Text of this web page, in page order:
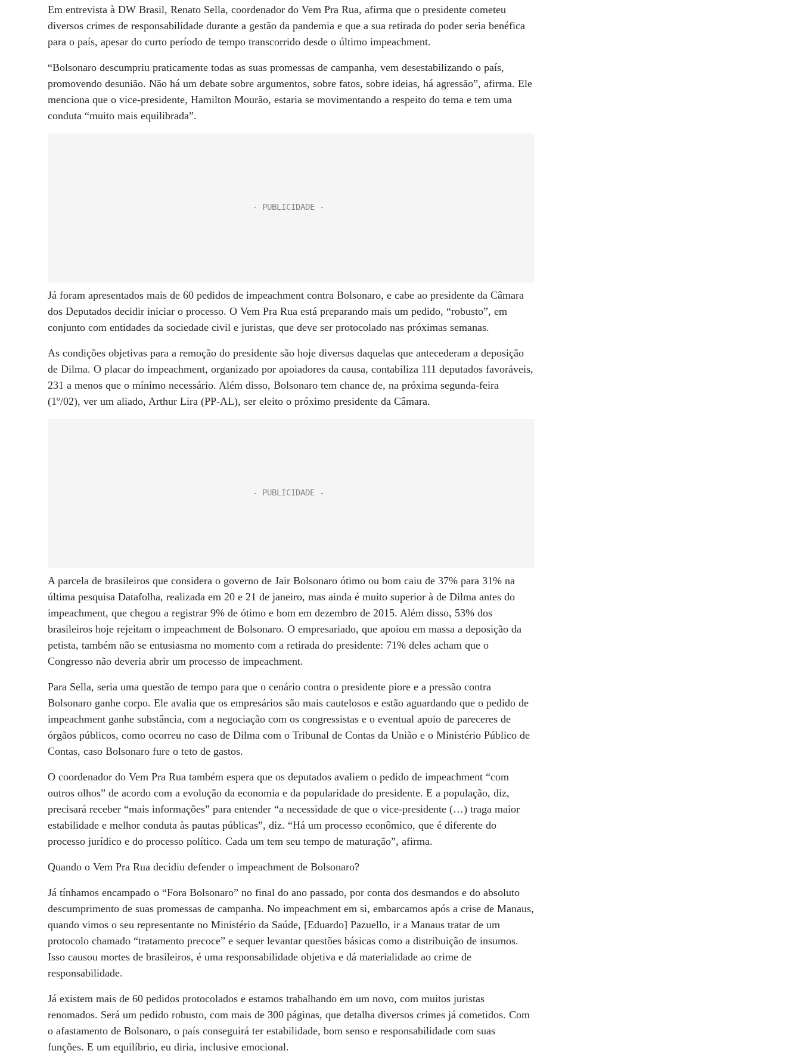
Em entrevista à DW Brasil, Renato Sella, coordenador do Vem Pra Rua, afirma que o presidente cometeu
diversos crimes de responsabilidade durante a gestão da pandemia e que a sua retirada do poder seria benéfica
para o país, apesar do curto período de tempo transcorrido desde o último impeachment.
“Bolsonaro descumpriu praticamente todas as suas promessas de campanha, vem desestabilizando o país,
promovendo desunião. Não há um debate sobre argumentos, sobre fatos, sobre ideias, há agressão”, afirma. Ele
menciona que o vice-presidente, Hamilton Mourão, estaria se movimentando a respeito do tema e tem uma
conduta “muito mais equilibrada”.
Já foram apresentados mais de 60 pedidos de impeachment contra Bolsonaro, e cabe ao presidente da Câmara
dos Deputados decidir iniciar o processo. O Vem Pra Rua está preparando mais um pedido, “robusto”, em
conjunto com entidades da sociedade civil e juristas, que deve ser protocolado nas próximas semanas.
As condições objetivas para a remoção do presidente são hoje diversas daquelas que antecederam a deposição
de Dilma. O placar do impeachment, organizado por apoiadores da causa, contabiliza 111 deputados favoráveis,
231 a menos que o mínimo necessário. Além disso, Bolsonaro tem chance de, na próxima segunda-feira
(1º/02), ver um aliado, Arthur Lira (PP-AL), ser eleito o próximo presidente da Câmara.
A parcela de brasileiros que considera o governo de Jair Bolsonaro ótimo ou bom caiu de 37% para 31% na
última pesquisa Datafolha, realizada em 20 e 21 de janeiro, mas ainda é muito superior à de Dilma antes do
impeachment, que chegou a registrar 9% de ótimo e bom em dezembro de 2015. Além disso, 53% dos
brasileiros hoje rejeitam o impeachment de Bolsonaro. O empresariado, que apoiou em massa a deposição da
petista, também não se entusiasma no momento com a retirada do presidente: 71% deles acham que o
Congresso não deveria abrir um processo de impeachment.
Para Sella, seria uma questão de tempo para que o cenário contra o presidente piore e a pressão contra
Bolsonaro ganhe corpo. Ele avalia que os empresários são mais cautelosos e estão aguardando que o pedido de
impeachment ganhe substância, com a negociação com os congressistas e o eventual apoio de pareceres de
órgãos públicos, como ocorreu no caso de Dilma com o Tribunal de Contas da União e o Ministério Público de
Contas, caso Bolsonaro fure o teto de gastos.
O coordenador do Vem Pra Rua também espera que os deputados avaliem o pedido de impeachment “com
outros olhos” de acordo com a evolução da economia e da popularidade do presidente. E a população, diz,
precisará receber “mais informações” para entender “a necessidade de que o vice-presidente (…) traga maior
estabilidade e melhor conduta às pautas públicas”, diz. “Há um processo econômico, que é diferente do
processo jurídico e do processo político. Cada um tem seu tempo de maturação”, afirma.
Quando o Vem Pra Rua decidiu defender o impeachment de Bolsonaro?
Já tínhamos encampado o “Fora Bolsonaro” no final do ano passado, por conta dos desmandos e do absoluto
descumprimento de suas promessas de campanha. No impeachment em si, embarcamos após a crise de Manaus,
quando vimos o seu representante no Ministério da Saúde, [Eduardo] Pazuello, ir a Manaus tratar de um
protocolo chamado “tratamento precoce” e sequer levantar questões básicas como a distribuição de insumos.
Isso causou mortes de brasileiros, é uma responsabilidade objetiva e dá materialidade ao crime de
responsabilidade.
Já existem mais de 60 pedidos protocolados e estamos trabalhando em um novo, com muitos juristas
renomados. Será um pedido robusto, com mais de 300 páginas, que detalha diversos crimes já cometidos. Com
o afastamento de Bolsonaro, o país conseguirá ter estabilidade, bom senso e responsabilidade com suas
funções. E um equilíbrio, eu diria, inclusive emocional.